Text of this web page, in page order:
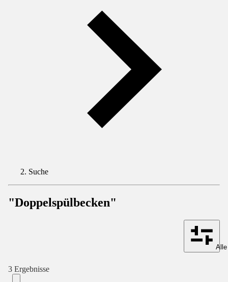
Suche
"Doppelspülbecken"
3 Ergebnisse